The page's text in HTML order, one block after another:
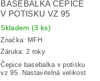
BASEBALKA ČEPICE
V POTISKU VZ 95
Skladem (3 ks)
Značka: MFH
Záruka: 2 roky
Čepice basebalka v potisku
vz 95 .Nastavitelná velikost